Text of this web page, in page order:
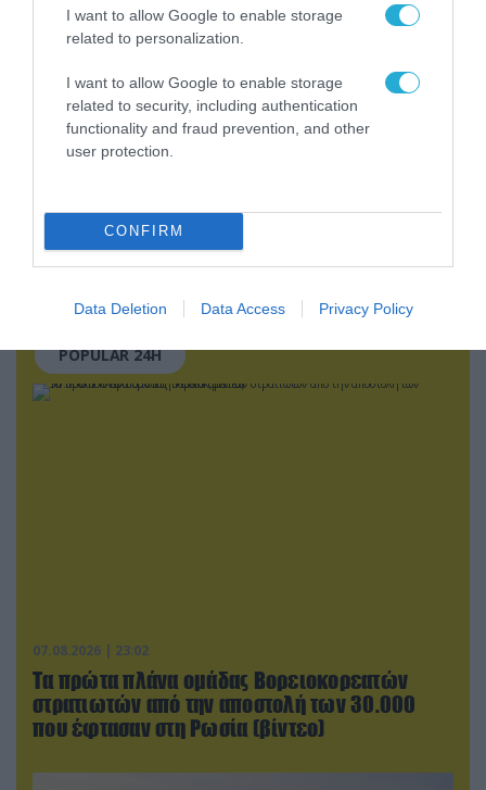
I want to allow Google to enable storage
related to personalization.
I want to allow Google to enable storage
related to security, including authentication
functionality and fraud prevention, and other
user protection.
CONFIRM
Data Deletion Data Access Privacy Policy
μιλούν για σφοδρές ρωσικές
επιθέσεις σε όλη την
Ρωσική επίθεση προκάλεσε
σοβαρές ζημιές στο γήπεδο της
Τσερνομόρετς (βίντεο)
«Μούδιασε» η Naftogaz που
βλέπει κρύο χειμώνα στο
Κίεβο: Οι Ρώσοι διέλυσαν 7
κολοσσού!
POPULAR 24H
07.08.2026 | 23:02
Τα πρώτα πλάνα ομάδας Βορειοκορεατών
στρατιωτών από την αποστολή των 30.000
που έφτασαν στη Ρωσία (βίντεο)